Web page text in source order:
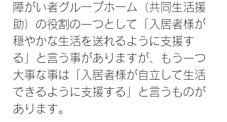
障がい者グループホーム（共同生活援
助）の役割の一つとして「入居者様が
穏やかな生活を送れるように支援す
る」と言う事がありますが、もう一つ
大事な事は「入居者様が自立して生活
できるように支援する」と言うものが
あります。